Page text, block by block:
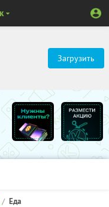
Загрузить
Еда